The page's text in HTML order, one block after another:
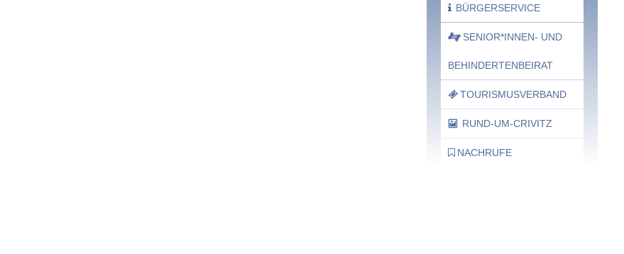
BÜRGERSERVICE
SENIOR*INNEN- UND
BEHINDERTENBEIRAT
TOURISMUSVERBAND
RUND-UM-CRIVITZ
NACHRUFE